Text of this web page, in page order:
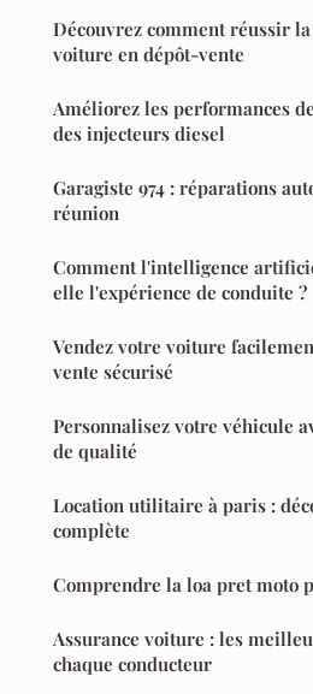
Découvrez comment réussir
voiture en dépôt-vente
Améliorez les performances
des injecteurs diesel
Garagiste 974 : réparations
réunion
Comment l'intelligence
elle l'expérience de conduite ?
Vendez votre voiture
vente sécurisé
Personnalisez votre véhicule
de qualité
Location utilitaire à paris :
complète
Comprendre la loa pret moto
Assurance voiture : les
chaque conducteur